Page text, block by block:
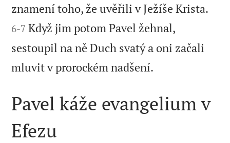
znamení toho, že uvěřili v Ježíše Krista.
6-7 Když jim potom Pavel žehnal,
sestoupil na ně Duch svatý a oni začali
mluvit v prorockém nadšení.
Pavel káže evangelium v
Efezu